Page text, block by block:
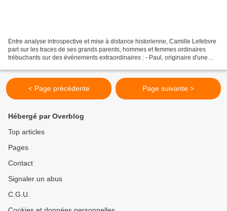
Entre analyse introspective et mise à distance historienne, Camille Lefebvre
part sur les traces de ses grands parents, hommes et femmes ordinaires
trébuchants sur des événements extraordinaires : - Paul, originaire d'une
< Page précédente Page suivante >
Hébergé par Overblog
Top articles
Pages
Contact
Signaler un abus
C.G.U.